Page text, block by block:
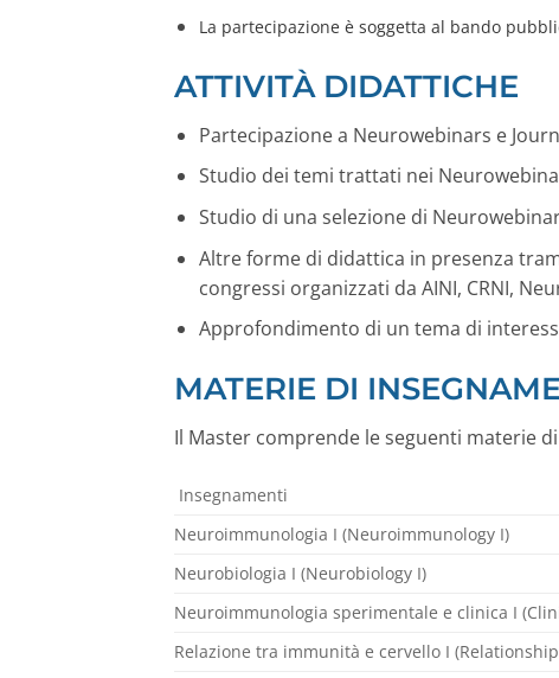
La partecipazione è soggetta al bando
ATTIVITÀ DIDATTICHE
Partecipazione a Neurowebinars e
Studio dei temi trattati nei
Studio di una selezione di
Altre forme di didattica in presenza
congressi organizzati da AINI, CRNI,
Approfondimento di un tema di
MATERIE DI
Il Master comprende le seguenti materie
Insegnamenti
Neuroimmunologia I (Neuroimmunology I)
Neurobiologia I (Neurobiology I)
Neuroimmunologia sperimentale e clinica I
Relazione tra immunità e cervello I